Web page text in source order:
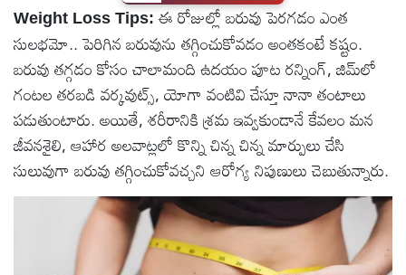
స్పెషల్స్
కెరీర్ &
ఉద్యోగాలు
లైవ్
టీవి
వ్యవసాయం
Weight Loss Tips:ఈ రోజుల్లో బరువు పెరగడం ఎంత
సులభమో.. పెరిగిన బరువును తగ్గించుకోవడం అంతకంటే కష్టం.
బరువు తగ్గడం కోసం చాలామంది ఉదయం పూట రన్నింగ్, జిమ్‌లో
గంటల తరబడి వర్కవుట్స్‌, యోగా వంటివి చేస్తూ నానా తంటాలు
పడుతుంటారు. అయితే, శరీరానికి శ్రమ ఇవ్వకుండానే కేవలం మన
జీవనశైలి, ఆహార అలవాట్లలో కొన్ని చిన్న చిన్న మార్పులు చేసి
సులువుగా బరువు తగ్గించుకోవచ్చని ఆరోగ్య నిపుణులు చెబుతున్నారు.